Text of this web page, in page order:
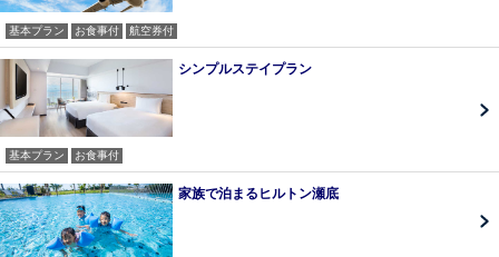
基本プラン お食事付 航空券付
シンプルステイプラン
基本プラン お食事付
家族で泊まるヒルトン瀬底